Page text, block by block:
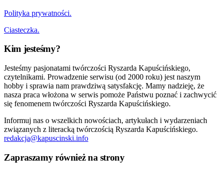
Polityka prywatności.
Ciasteczka.
Kim jesteśmy?
Jesteśmy pasjonatami twórczości Ryszarda Kapuścińskiego,
czytelnikami. Prowadzenie serwisu (od 2000 roku) jest naszym
hobby i sprawia nam prawdziwą satysfakcję. Mamy nadzieję, że
nasza praca włożona w serwis pomoże Państwu poznać i zachwycić
się fenomenem twórczości Ryszarda Kapuścińskiego.
Informuj nas o wszelkich nowościach, artykułach i wydarzeniach
związanych z literacką twórczością Ryszarda Kapuścińskiego.
redakcja@kapuscinski.info
Zapraszamy również na strony